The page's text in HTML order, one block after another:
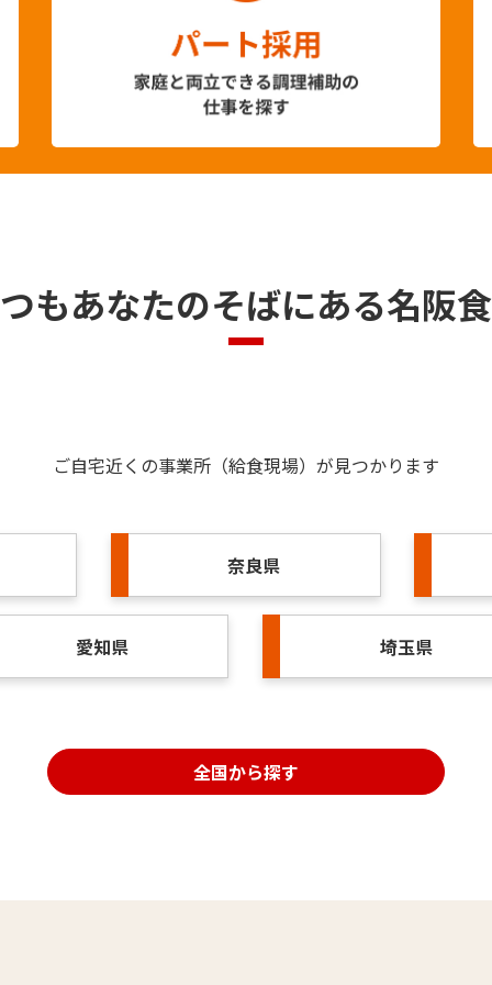
もあなたのそばにある名阪
ご自宅近くの事業所（給食現場）が見つかります
奈良県
愛知県 埼玉県
全国から探す